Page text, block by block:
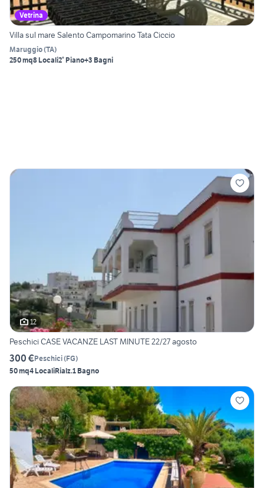
Vetrina
Villa sul mare Salento Campomarino Tata Ciccio
Maruggio(TA)
250 mq8 Locali2° Piano+3 Bagni
12
Peschici CASE VACANZE LAST MINUTE 22/27 agosto
300 €Peschici(FG)
50 mq4 LocaliRialz.1 Bagno